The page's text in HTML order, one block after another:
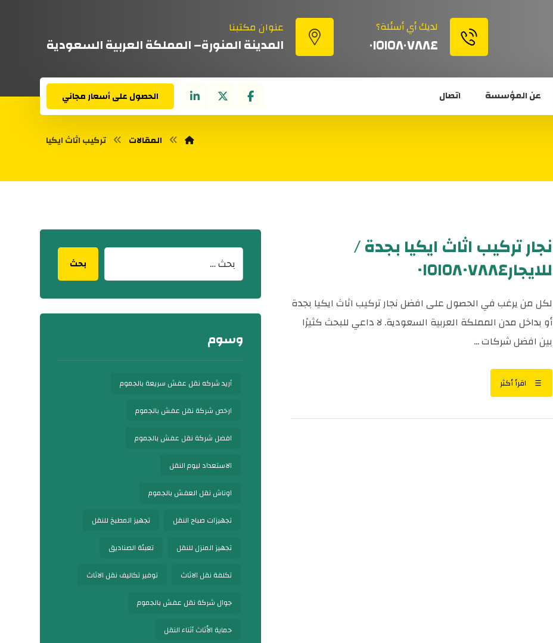
عنوان مكتبنا
المدينة المنورة– المملكة العربية السعودية
لديك أي أسئلة؟
٠١٥١٥٨٠٧٨٨٤
عن المؤسسة اتصال الحصول على أسعار مجاني
المقالات تركيب اثاث ايكيا
نجار تركيب اثاث ايكيا بجدة /
للايجار٠١٥١٥٨٠٧٨٨٤
لكل من يرغب في الحصول على افضل نجار تركيب اثاث ايكيا بجدة
أو بداخل مدن المملكة العربية السعودية. لا داعي للبحث كثيرًا
بين افضل شركات ...
اقرأ أكثر
بحث
وسوم
أريد شركه نقل عفش سريعة بالجموم
ارخص شركة نقل عفش بالجموم
افضل شركة نقل عفش بالجموم
الاستعداد ليوم النقل
اوناش نقل العفش بالجموم
تجهيزات صباح النقل تجهيز المطبخ للنقل
تجهيز المنزل للنقل تعبئة الصناديق
تكلفة نقل الاثاث توفير تكاليف نقل الاثاث
جوال شركة نقل عفش بالجموم
حماية الأثاث أثناء النقل